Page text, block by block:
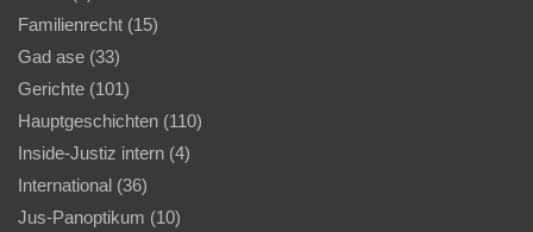
Familienrecht (15)
Gad ase (33)
Gerichte (101)
Hauptgeschichten (110)
Inside-Justiz intern (4)
International (36)
Jus-Panoptikum (10)